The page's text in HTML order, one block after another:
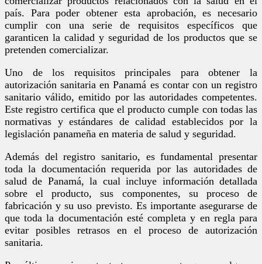
país. Para poder obtener esta aprobación, es necesario
cumplir con una serie de requisitos específicos que
garanticen la calidad y seguridad de los productos que se
pretenden comercializar.
Uno de los requisitos principales para obtener la
autorización sanitaria en Panamá es contar con un registro
sanitario válido, emitido por las autoridades competentes.
Este registro certifica que el producto cumple con todas las
normativas y estándares de calidad establecidos por la
legislación panameña en materia de salud y seguridad.
Además del registro sanitario, es fundamental presentar
toda la documentación requerida por las autoridades de
salud de Panamá, la cual incluye información detallada
sobre el producto, sus componentes, su proceso de
fabricación y su uso previsto. Es importante asegurarse de
que toda la documentación esté completa y en regla para
evitar posibles retrasos en el proceso de autorización
sanitaria.